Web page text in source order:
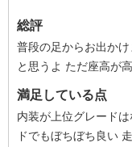
総評
普段の足からお出か
と思うよ ただ座高が
満足している点
内装が上位グレード
ドでもぼちぼち良い